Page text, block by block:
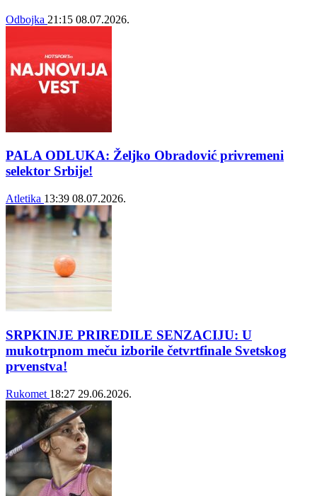
Odbojka 21:15 08.07.2026.
PALA ODLUKA: Željko Obradović privremeni
selektor Srbije!
Atletika 13:39 08.07.2026.
SRPKINJE PRIREDILE SENZACIJU: U
mukotrpnom meču izborile četvrtfinale Svetskog
prvenstva!
Rukomet 18:27 29.06.2026.